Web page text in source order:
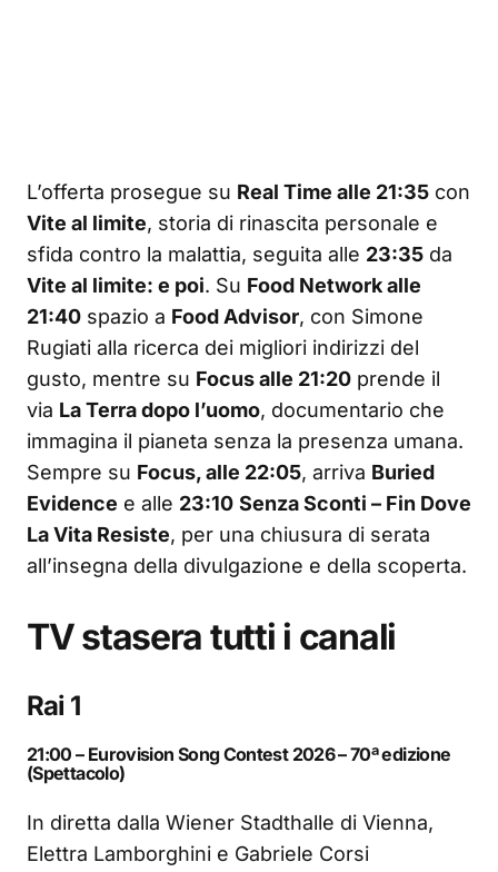
L’offerta prosegue su Real Time alle 21:35 con
Vite al limite, storia di rinascita personale e
sfida contro la malattia, seguita alle 23:35 da
Vite al limite: e poi. Su Food Network alle
21:40 spazio a Food Advisor, con Simone
Rugiati alla ricerca dei migliori indirizzi del
gusto, mentre su Focus alle 21:20 prende il
via La Terra dopo l’uomo, documentario che
immagina il pianeta senza la presenza umana.
Sempre su Focus, alle 22:05, arriva Buried
Evidence e alle 23:10 Senza Sconti – Fin Dove
La Vita Resiste, per una chiusura di serata
all’insegna della divulgazione e della scoperta.
TV stasera tutti i canali
Rai 1
21:00 – Eurovision Song Contest 2026 – 70ª edizione
(Spettacolo)
In diretta dalla Wiener Stadthalle di Vienna,
Elettra Lamborghini e Gabriele Corsi